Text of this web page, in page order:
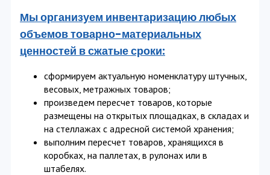
Мы организуем инвентаризацию любых
объемов товарно-материальных
ценностей в сжатые сроки:
сформируем актуальную номенклатуру штучных,
весовых, метражных товаров;
произведем пересчет товаров, которые
размещены на открытых площадках, в складах и
на стеллажах с адресной системой хранения;
выполним пересчет товаров, хранящихся в
коробках, на паллетах, в рулонах или в
штабелях.